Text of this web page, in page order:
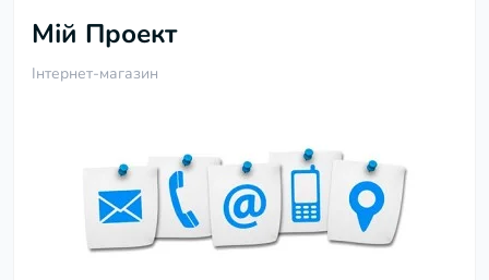
Мій Проект
Інтернет-магазин